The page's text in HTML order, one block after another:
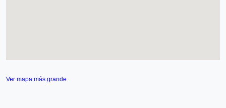
Ver mapa más grande